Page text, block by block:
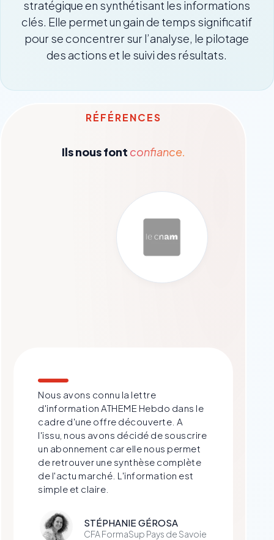
stratégique en synthétisant les informations
clés. Elle permet un gain de temps significatif
pour se concentrer sur l’analyse, le pilotage
des actions et le suivi des résultats.
RÉFÉRENCES
Ils nous font confiance.
Nous avons connu la lettre
d'information ATHEME Hebdo dans le
cadre d'une offre découverte. A
l'issu, nous avons décidé de souscrire
un abonnement car elle nous permet
de retrouver une synthèse complète
de l'actu marché. L'information est
simple et claire.
STÉPHANIE GÉROSA
CFA FormaSup Pays de Savoie